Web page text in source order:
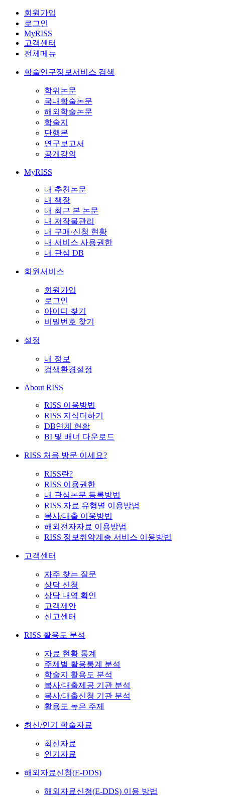
회원가입
로그인
MyRISS
고객센터
전체메뉴
학술연구정보서비스 검색
학위논문
국내학술논문
해외학술논문
학술지
단행본
연구보고서
공개강의
MyRISS
내 추천논문
내 책장
내 최근 본 논문
내 저작물관리
내 구매·신청 현황
내 서비스 사용권한
내 관심 DB
회원서비스
회원가입
로그인
아이디 찾기
비밀번호 찾기
설정
내 정보
검색환경설정
About RISS
RISS 이용방법
RISS 지식더하기
DB연계 현황
BI 및 배너 다운로드
RISS 처음 방문 이세요?
RISS란?
RISS 이용권한
내 관심논문 등록방법
RISS 자료 유형별 이용방법
복사/대출 이용방법
해외전자자료 이용방법
RISS 정보취약계층 서비스 이용방법
고객센터
자주 찾는 질문
상담 신청
상담 내역 확인
고객제안
신고센터
RISS 활용도 분석
자료 현황 통계
주제별 활용통계 분석
학술지 활용도 분석
복사/대출제공 기관 분석
복사/대출신청 기관 분석
활용도 높은 주제
최신/인기 학술자료
최신자료
인기자료
해외자료신청(E-DDS)
해외자료신청(E-DDS) 이용 방법